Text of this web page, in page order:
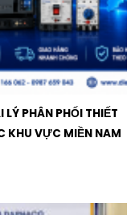
tốc độ mượt mà
ngành thực
bảo mô-men
trong máy
biến gỗ, nhựa.
Biến tần ABB
38A – 3 pha
PHÂN PHỐI THIẾT
KHU VỰC MIỀN NAM